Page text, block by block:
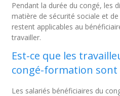
Pendant la durée du congé, les
matière de sécurité sociale et
restent applicables au
travailler.
Est-ce que les
congé-formation sont
Les salariés bénéficiaires du